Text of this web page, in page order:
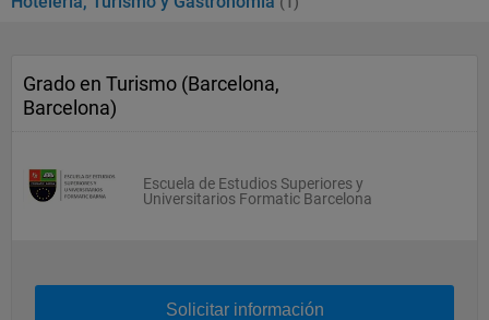
Grado en Turismo (Barcelona,
Barcelona)
Escuela de Estudios Superiores y
Universitarios Formatic Barcelona
Solicitar información